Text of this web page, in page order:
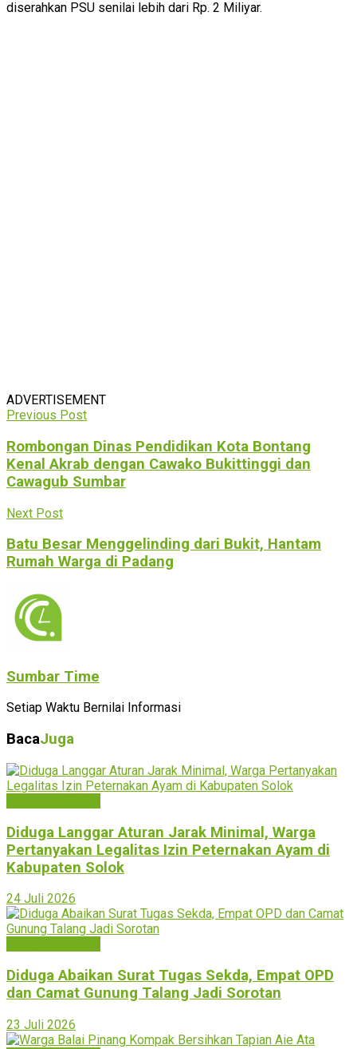
diserahkan PSU senilai lebih dari Rp. 2 Miliyar.
ADVERTISEMENT
Previous Post
Rombongan Dinas Pendidikan Kota Bontang
Kenal Akrab dengan Cawako Bukittinggi dan
Cawagub Sumbar
Next Post
Batu Besar Menggelinding dari Bukit, Hantam
Rumah Warga di Padang
Sumbar Time
Setiap Waktu Bernilai Informasi
BacaJuga
Diduga Langgar Aturan Jarak Minimal, Warga
Pertanyakan Legalitas Izin Peternakan Ayam di
Kabupaten Solok
24 Juli 2026
Diduga Abaikan Surat Tugas Sekda, Empat OPD
dan Camat Gunung Talang Jadi Sorotan
23 Juli 2026